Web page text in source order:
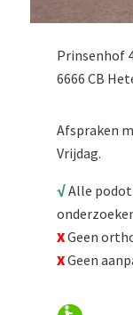
Prinsenhof
6666 CB
Afspraken
Vrijdag.
√Alle
XGeen
XGeen